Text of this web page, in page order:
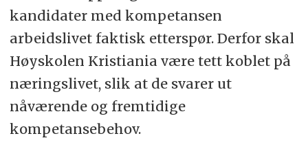
kandidater med kompetansen
arbeidslivet faktisk etterspør. Derfor skal
Høyskolen Kristiania være tett koblet på
næringslivet, slik at de svarer ut
nåværende og fremtidige
kompetansebehov.